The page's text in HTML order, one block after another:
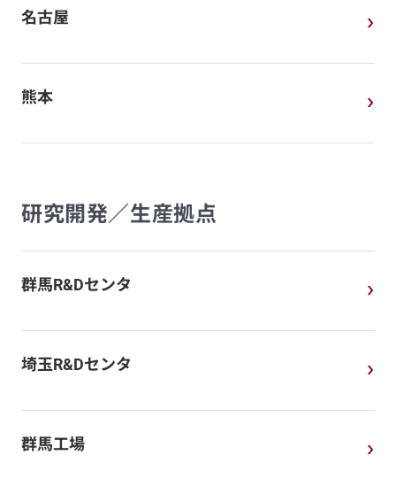
名古屋
熊本
研究開発／生産拠点
群馬R&Dセンタ
埼玉R&Dセンタ
群馬工場